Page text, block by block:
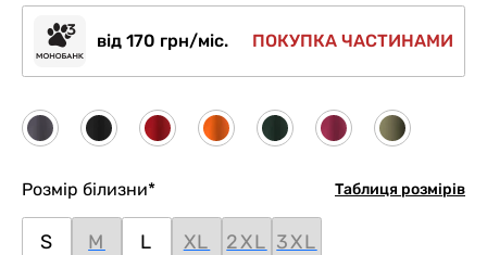
від 170 грн/міс. ПОКУПКА ЧАСТИНАМИ
Таблиця розмірів
Розмір білизни*
S M L XL 2XL 3XL